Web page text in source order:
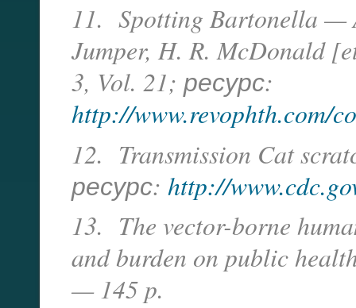
11. Spotting Bartonella —
Jumper, H. R. McDonald
3, Vol. 21; ресурс:
http://www.revophth.com/
12. Transmission Cat
ресурс: http://
13. The vector-borne
and burden on public
— 145 p.